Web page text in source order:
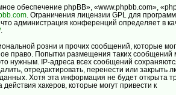
обеспечение phpBB», «www.phpbb.com»,
. Ограничения лицензии GPL для
администрация конференций определяет в
.
розни и прочих сообщений, которые
право. Попытки размещения таких сообщений
нужным. IP-адреса всех сообщений
отредактировать, перенести или закрыть
Хотя эта информация не будет открыта
хакеров, которые могут привести к